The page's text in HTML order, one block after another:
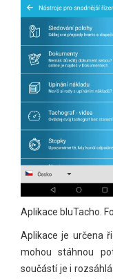
Aplikace bluTacho.
Aplikace je určena
mohou stáhnou
součástí je i